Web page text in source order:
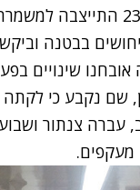
למוחרת, בשעה 23:00
בבטנה
שינויים
שם נקבע כי
עברה צנתור
מעקפים.